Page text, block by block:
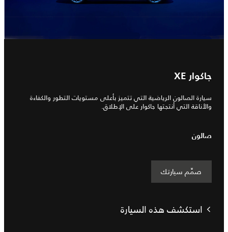
جاكوار XE
سيارة الصالون الرياضية التي تتميز بأعلى مستويات التطور والكفاءة
والأناقة التي أنتجتها جاكوار على الإطلاق.
صالون
صمِّم سيارتك
استكشف هذه السيارة